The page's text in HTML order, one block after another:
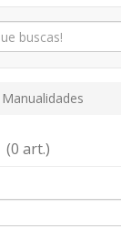
Manualidades
(0 art.)